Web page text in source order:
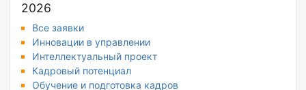
2026
Все заявки
Инновации в управлении
Интеллектуальный проект
Кадровый потенциал
Обучение и подготовка кадров